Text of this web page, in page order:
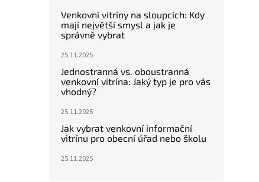
Venkovní vitríny na sloupcích: Kdy
mají největší smysl a jak je
správně vybrat
25.11.2025
Jednostranná vs. oboustranná
venkovní vitrína: Jaký typ je pro vás
vhodný?
25.11.2025
Jak vybrat venkovní informační
vitrínu pro obecní úřad nebo školu
25.11.2025